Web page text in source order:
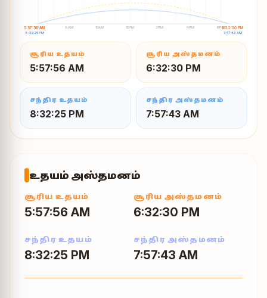
6AM 8AM 10AM 12PM 2PM 4PM 6PM
5:57:56 AM 6:32:30 PM
8:32:25 PM 7:57:43 AM
சூரிய உதயம்
5:57:56 AM
சூரிய அஸ்தமனம்
6:32:30 PM
சந்திர உதயம்
8:32:25 PM
சந்திர அஸ்தமனம்
7:57:43 AM
உதயம் அஸ்தமனம்
சூரிய உதயம்
5:57:56 AM
சூரிய அஸ்தமனம்
6:32:30 PM
சந்திர உதயம்
8:32:25 PM
சந்திர அஸ்தமனம்
7:57:43 AM